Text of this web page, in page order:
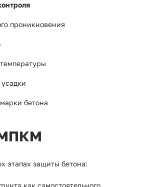
проникновения
усадки
бетона
МПКМ
этапах защиты бетона:
как самостоятельного